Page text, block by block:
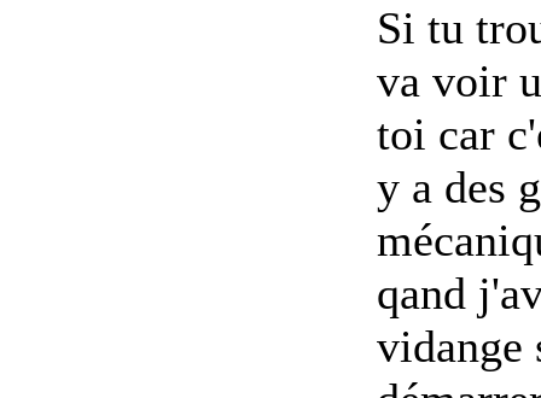
Si tu
va voir
toi car
y a des
qand
vidange